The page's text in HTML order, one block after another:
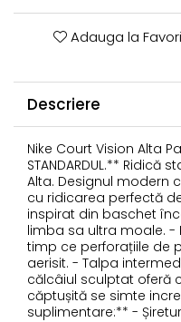
Adauga la
Descriere
Nike Court Vision Alta
STANDARDUL.** Ridică
Alta. Designul modern
cu ridicarea perfectă
inspirat din baschet
limba sa ultra moale. -
timp ce perforațiile de
aerisit. - Talpa
călcâiul sculptat oferă
căptușită se simte
suplimentare:** -